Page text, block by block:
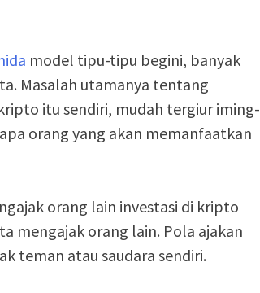
model tipu-tipu begini, banyak
Masalah utamanya tentang
itu sendiri, mudah tergiur iming-
orang yang akan memanfaatkan
orang lain investasi di kripto
mengajak orang lain. Pola ajakan
teman atau saudara sendiri.